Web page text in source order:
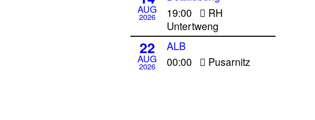
AUG
2026
19:00
RH
Untertweng
22
AUG
2026
ALB
00:00
Pusarnitz